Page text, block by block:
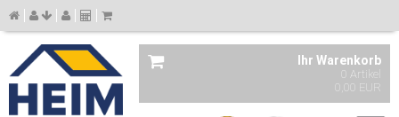
Ihr Warenkorb
0 Artikel
0,00 EUR